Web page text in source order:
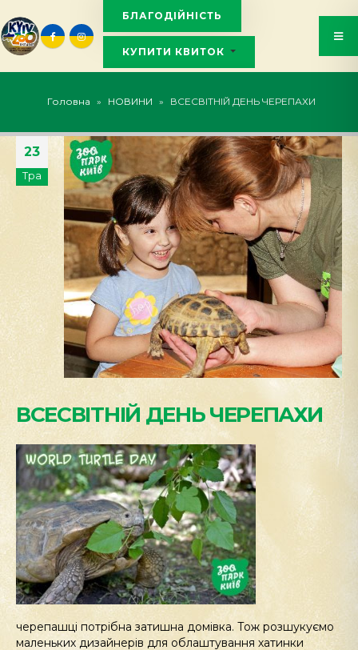
БЛАГОДІЙНІСТЬ
КУПИТИ КВИТОК
Головна » НОВИНИ » ВСЕСВІТНІЙ ДЕНЬ ЧЕРЕПАХИ
23
Тра
ВСЕСВІТНІЙ ДЕНЬ ЧЕРЕПАХИ
черепашці потрібна затишна домівка. Тож розшукуємо
маленьких дизайнерів для облаштування хатинки